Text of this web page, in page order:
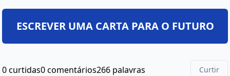
0 curtidas0 comentários266 palavras Curtir
ESCREVER UMA CARTA PARA O FUTURO